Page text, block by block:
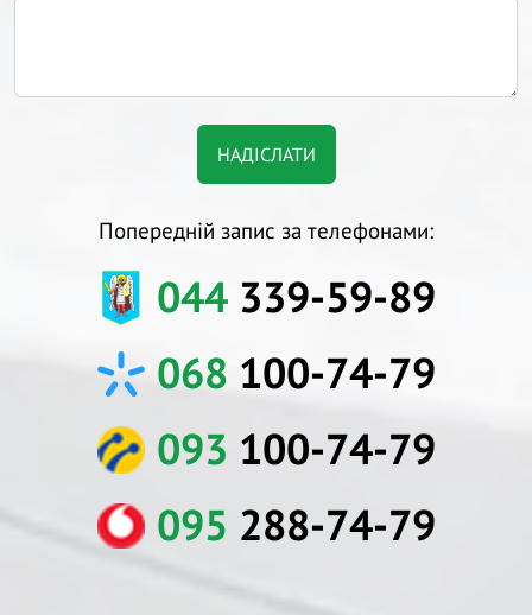
Попередній запис за телефонами:
044339-59-89
068 100-74-79
093 100-74-79
095 288-74-79